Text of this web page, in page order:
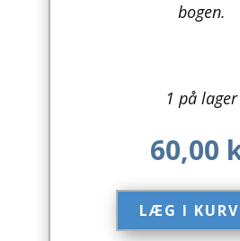
Biografier / Erindringer
Børn / Unge
Børnebøger
Bryggerier
bogen.
1 på lager
60,00
LÆG I